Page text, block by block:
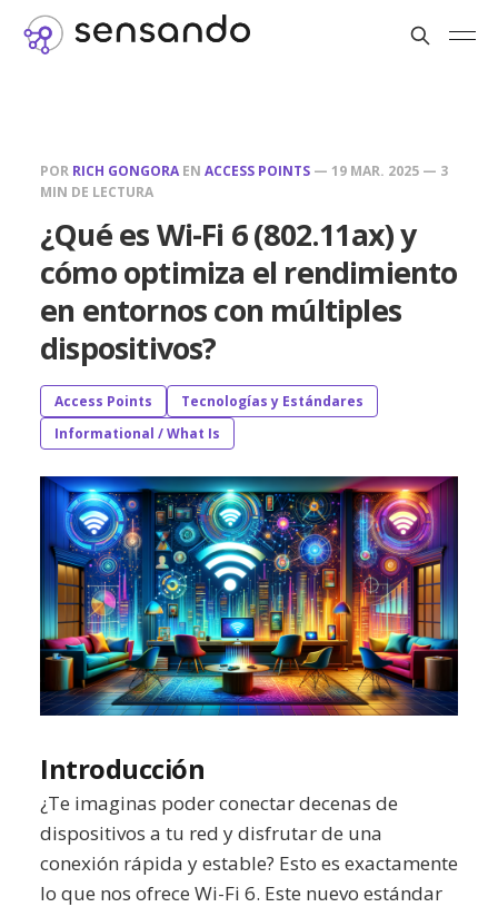
POR RICH GONGORA EN ACCESS POINTS — 19 MAR. 2025 — 3
MIN DE LECTURA
¿Qué es Wi-Fi 6 (802.11ax) y
cómo optimiza el rendimiento
en entornos con múltiples
dispositivos?
Access Points
Tecnologías y Estándares
Informational / What Is
Introducción
¿Te imaginas poder conectar decenas de
dispositivos a tu red y disfrutar de una
conexión rápida y estable? Esto es exactamente
lo que nos ofrece Wi-Fi 6. Este nuevo estándar